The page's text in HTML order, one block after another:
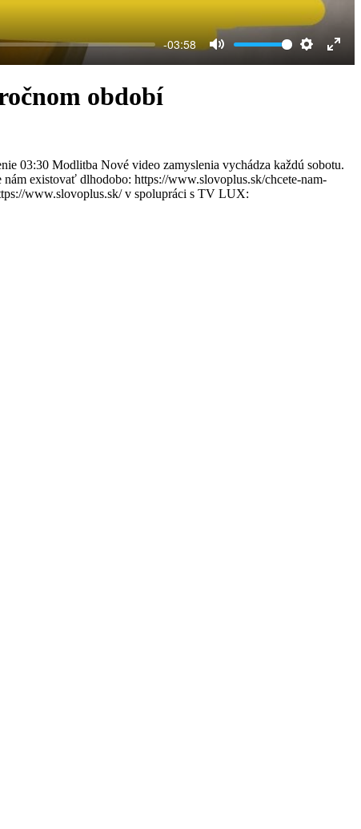
-03:58
Mute Settings
období
03:30 Modlitba Nové video zamyslenia vychádza každú sobotu.
existovať dlhodobo: https://www.slovoplus.sk/chcete-nam-
www.slovoplus.sk/ v spolupráci s TV LUX: